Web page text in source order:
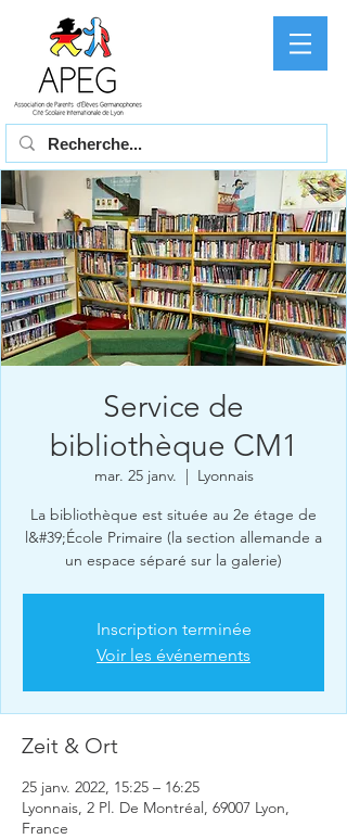
Service de
bibliothèque CM1
mar. 25 janv.
  |
Lyonnais
La bibliothèque est située au 2e étage de
l&#39;École Primaire (la section allemande a
un espace séparé sur la galerie)
Inscription terminée
Voir les événements
Zeit & Ort
25 janv. 2022, 15:25 – 16:25
Lyonnais, 2 Pl. De Montréal, 69007 Lyon,
France